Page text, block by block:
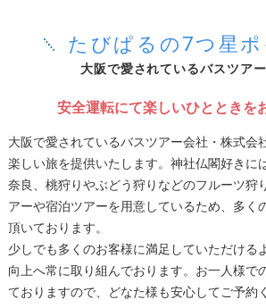
大阪で愛されているバスツア
たびぱるの7つ星ポ
安全運転にて楽しいひとときを
大阪で愛されているバスツアー会社・株式会
楽しい旅を提供いたします。神社仏閣好きに
奈良、桃狩りやぶどう狩りなどのフルーツ狩
アーや宿泊ツアーを用意しているため、多く
頂いております。
少しでも多くのお客様に満足していただける
向上へ常に取り組んでおります。お一人様で
ておりますので、どなた様も安心してご予約